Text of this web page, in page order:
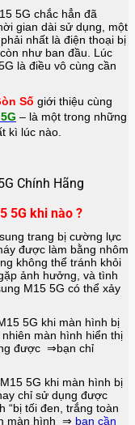
5G chắc hẳn đã
gian dài sử dụng, một
nhất là điện thoại bị
như ban đầu. Lúc
là điều vô cùng cần
Số giới thiệu cùng
– là một trong những
kì lúc nào.
Chính Hãng
5G khi nào ?
trang bị cường lực
được làm bằng nhôm
không thể tránh khỏi
ảnh hưởng, và tình
M15 5G có thể xảy
5G khi màn hình bị
màn hình hiển thị
được ⇒bạn chỉ
5G khi màn hình bị
chỉ sử dụng được
“bị tối đen, trắng toàn
màn hình ⇒ bạn cần